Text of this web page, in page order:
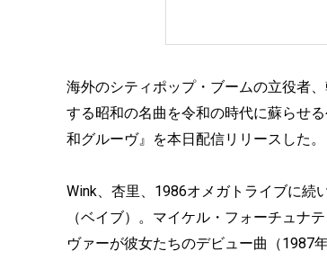
海外のシティポップ・ブームの立役者
する昭和の名曲を令和の時代に蘇らせ
和グルーヴ』を本日配信リリースした。
Wink、杏里、1986オメガトライブに続
（ベイブ）。マイケル・フォーチュナ
ヴァーが彼女たちのデビュー曲（1987